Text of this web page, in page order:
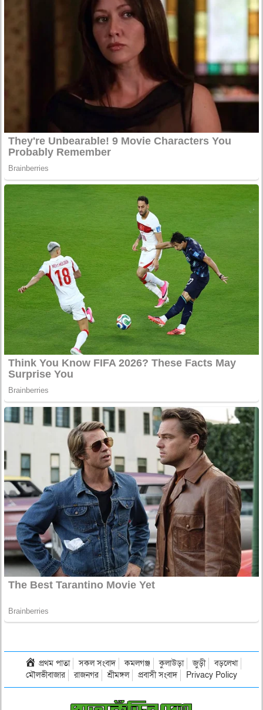
প্রথম পাতা সকল সংবাদ কমলগঞ্জ কুলাউড়া জুড়ী
বড়লেখা
মৌলভীবাজার
রাজনগর শ্রীমঙ্গল প্রবাসী সংবাদ Privacy Policy